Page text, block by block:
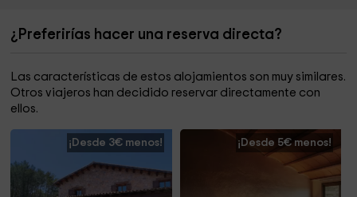
¿Preferirías hacer una reserva directa?
Las características de estos alojamientos son muy similares.
Otros viajeros han decidido reservar directamente con
ellos.
¡Desde 3€ menos! ¡Desde 5€ menos!